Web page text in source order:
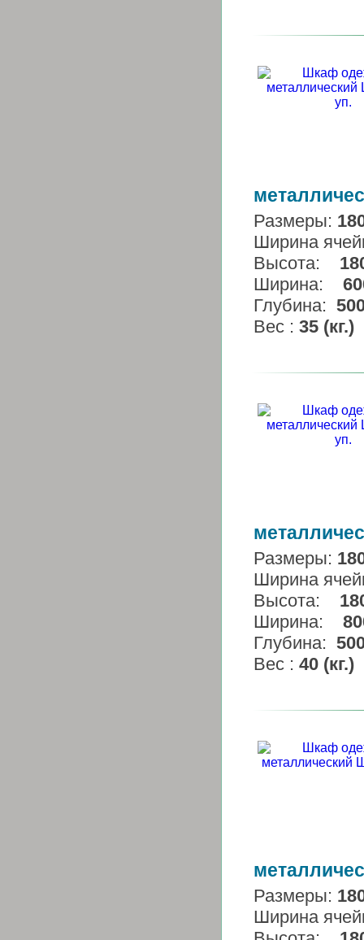
Размеры:
Ширина
Высота:
Ширина:
Глубина:
Вес : 35 (кг.)
Размеры:
Ширина
Высота:
Ширина:
Глубина:
Вес : 40 (кг.)
Размеры:
Ширина